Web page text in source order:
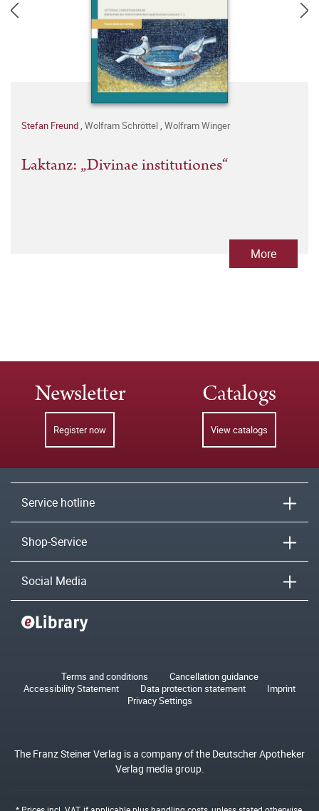
Stefan Freund, Wolfram Schröttel, Wolfram Winger
Laktanz: „Divinae institutiones“
More
Newsletter
Register now
Catalogs
View catalogs
Service hotline
Shop-Service
Social Media
Terms and conditions
Cancellation guidance
Accessibility Statement
Data protection statement
Imprint
Privacy Settings
The Franz Steiner Verlag is a company of the Deutscher Apotheker
Verlag media group.